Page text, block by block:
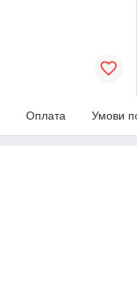
Оплата Умови